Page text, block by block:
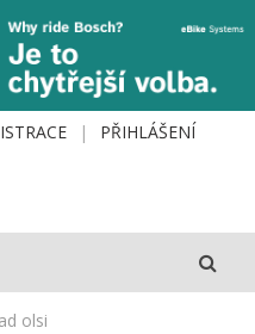
PŘIHLÁŠENÍ
olsi